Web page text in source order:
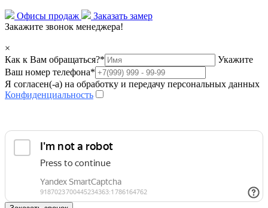
Офисы продаж
Заказать замер
Закажите звонок менеджера!
×
Как к Вам обращаться?*
Укажите
Ваш номер телефона*
Я согласен(-а) на обработку и передачу персональных данных
Конфиденциальность